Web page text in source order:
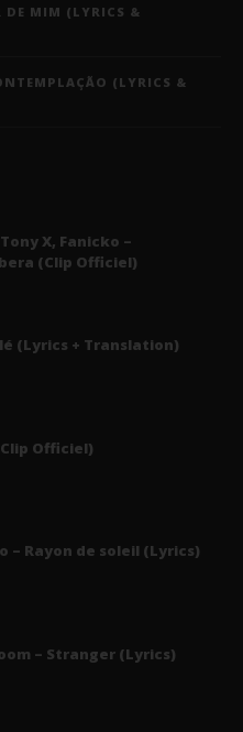
DE MIM (LYRICS &
(LYRICS &
X, Fanicko –
(Clip Officiel)
(Lyrics + Translation)
Officiel)
– Rayon de soleil (Lyrics)
– Stranger (Lyrics)